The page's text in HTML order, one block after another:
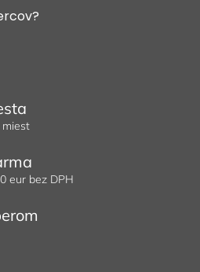
miest
eur bez DPH